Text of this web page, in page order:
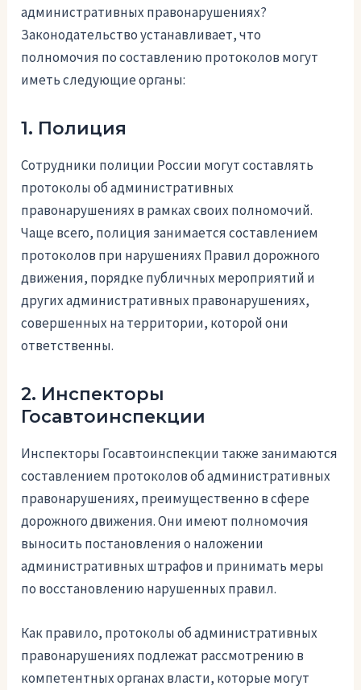
административных правонарушениях?
Законодательство устанавливает, что
полномочия по составлению протоколов могут
иметь следующие органы:
1. Полиция
Сотрудники полиции России могут составлять
протоколы об административных
правонарушениях в рамках своих полномочий.
Чаще всего, полиция занимается составлением
протоколов при нарушениях Правил дорожного
движения, порядке публичных мероприятий и
других административных правонарушениях,
совершенных на территории, которой они
ответственны.
2. Инспекторы
Госавтоинспекции
Инспекторы Госавтоинспекции также занимаются
составлением протоколов об административных
правонарушениях, преимущественно в сфере
дорожного движения. Они имеют полномочия
выносить постановления о наложении
административных штрафов и принимать меры
по восстановлению нарушенных правил.
Как правило, протоколы об административных
правонарушениях подлежат рассмотрению в
компетентных органах власти, которые могут